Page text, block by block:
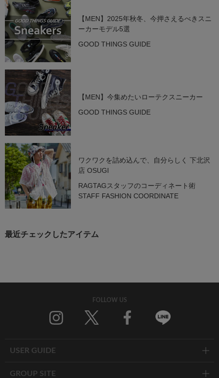
【MEN】2025年秋冬、今押さえるべきスニ
ーカーモデル5選
GOOD THINGS GUIDE
【MEN】今集めたいローテクスニーカー
GOOD THINGS GUIDE
ワクワクを詰め込んで、自分らしく 下北沢
店 OSUGI
RAGTAGスタッフのコーディネート術
STAFF FASHION COORDINATE
最近チェックしたアイテム
FOLLOW US
USER GUIDE
GROUP SITE